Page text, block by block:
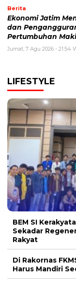
Berita
Ekonomi Jatim
dan
Pertumbuhan
Jumat, 7 Agu 2026 - 21:54
LIFESTYLE
BEM SI
Sekadar
Rakyat
Di Rakornas
Harus Mandiri